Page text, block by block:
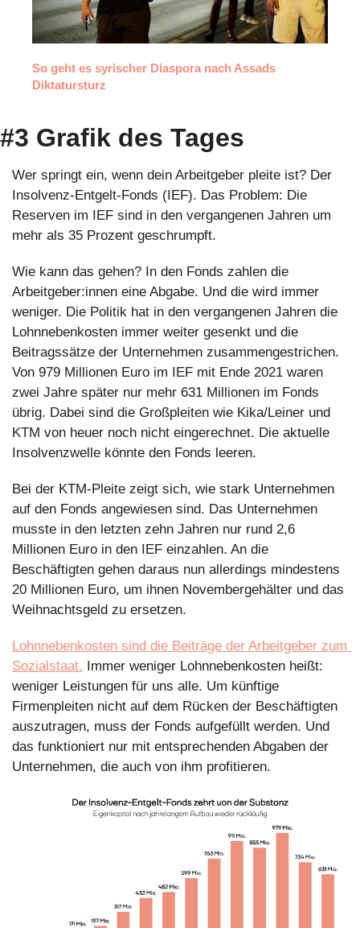
So geht es syrischer Diaspora nach Assads
Diktatursturz
#3 Grafik des Tages
Wer springt ein, wenn dein Arbeitgeber pleite ist? Der
Insolvenz-Entgelt-Fonds (IEF). Das Problem: Die
Reserven im IEF sind in den vergangenen Jahren um
mehr als 35 Prozent geschrumpft.
Wie kann das gehen? In den Fonds zahlen die
Arbeitgeber:innen eine Abgabe. Und die wird immer
weniger. Die Politik hat in den vergangenen Jahren die
Lohnnebenkosten immer weiter gesenkt und die
Beitragssätze der Unternehmen zusammengestrichen.
Von 979 Millionen Euro im IEF mit Ende 2021 waren
zwei Jahre später nur mehr 631 Millionen im Fonds
übrig. Dabei sind die Großpleiten wie Kika/Leiner und
KTM von heuer noch nicht eingerechnet. Die aktuelle
Insolvenzwelle könnte den Fonds leeren.
Bei der KTM-Pleite zeigt sich, wie stark Unternehmen
auf den Fonds angewiesen sind. Das Unternehmen
musste in den letzten zehn Jahren nur rund 2,6
Millionen Euro in den IEF einzahlen. An die
Beschäftigten gehen daraus nun allerdings mindestens
20 Millionen Euro, um ihnen Novembergehälter und das
Weihnachtsgeld zu ersetzen.
Lohnnebenkosten sind die Beiträge der Arbeitgeber zum
Sozialstaat.
Immer weniger Lohnnebenkosten heißt:
weniger Leistungen für uns alle. Um künftige
Firmenpleiten nicht auf dem Rücken der Beschäftigten
auszutragen, muss der Fonds aufgefüllt werden. Und
das funktioniert nur mit entsprechenden Abgaben der
Unternehmen, die auch von ihm profitieren.